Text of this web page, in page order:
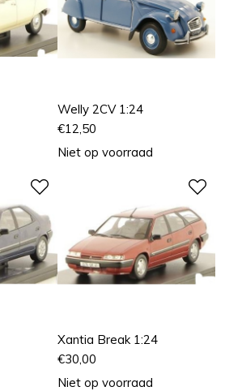
Welly 2CV 1:24
€12,50
Niet op voorraad
Xantia Break 1:24
€30,00
Niet op voorraad